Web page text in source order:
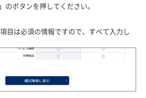
のボタンを押してください。
は必須の情報ですので、すべて入力し